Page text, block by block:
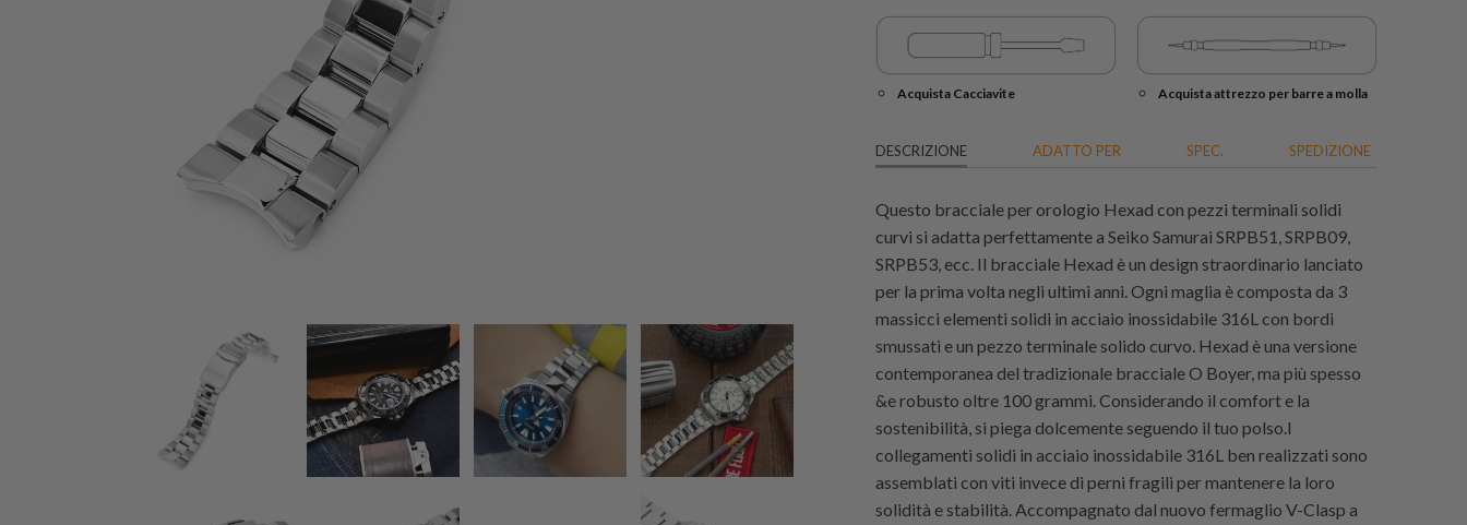
Acquista Cacciavite Acquista attrezzo per barre a molla
DESCRIZIONE ADATTO PER SPEC. SPEDIZIONE
Questo bracciale per orologio Hexad con pezzi terminali solidi
curvi si adatta perfettamente a Seiko Samurai SRPB51, SRPB09,
SRPB53, ecc. Il bracciale Hexad è un design straordinario lanciato
per la prima volta negli ultimi anni. Ogni maglia è composta da 3
massicci elementi solidi in acciaio inossidabile 316L con bordi
smussati e un pezzo terminale solido curvo. Hexad è una versione
contemporanea del tradizionale bracciale O Boyer, ma più spesso
&e robusto oltre 100 grammi. Considerando il comfort e la
sostenibilità, si piega dolcemente seguendo il tuo polso.I
collegamenti solidi in acciaio inossidabile 316L ben realizzati sono
assemblati con viti invece di perni fragili per mantenere la loro
solidità e stabilità. Accompagnato dal nuovo fermaglio V-Clasp a